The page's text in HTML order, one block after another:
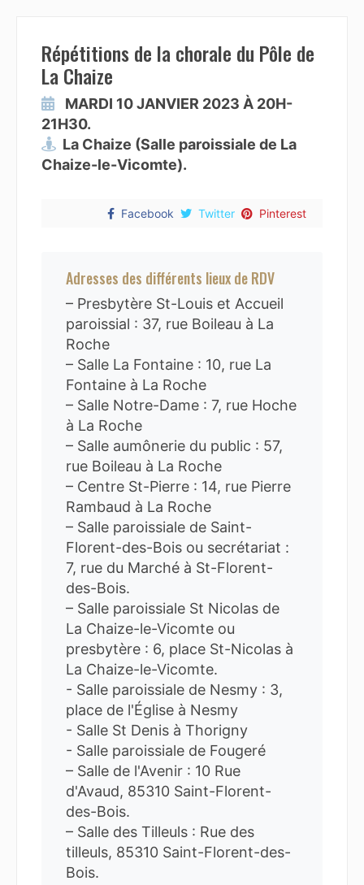
Répétitions de la chorale du Pôle de
La Chaize
MARDI 10 JANVIER 2023 À 20H-
21H30.
La Chaize (Salle paroissiale de La
Chaize-le-Vicomte).
Facebook Twitter Pinterest
Adresses des différents lieux de RDV
– Presbytère St-Louis et Accueil
paroissial : 37, rue Boileau à La
Roche
– Salle La Fontaine : 10, rue La
Fontaine à La Roche
– Salle Notre-Dame : 7, rue Hoche
à La Roche
– Salle aumônerie du public : 57,
rue Boileau à La Roche
– Centre St-Pierre : 14, rue Pierre
Rambaud à La Roche
– Salle paroissiale de Saint-
Florent-des-Bois ou secrétariat :
7, rue du Marché à St-Florent-
des-Bois.
– Salle paroissiale St Nicolas de
La Chaize-le-Vicomte ou
presbytère : 6, place St-Nicolas à
La Chaize-le-Vicomte.
- Salle paroissiale de Nesmy : 3,
place de l'Église à Nesmy
- Salle St Denis à Thorigny
- Salle paroissiale de Fougeré
– Salle de l'Avenir : 10 Rue
d'Avaud, 85310 Saint-Florent-
des-Bois.
– Salle des Tilleuls : Rue des
tilleuls, 85310 Saint-Florent-des-
Bois.